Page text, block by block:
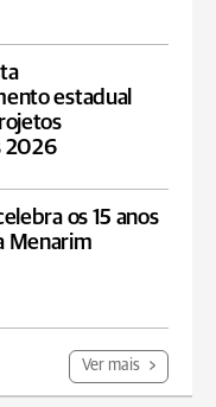
estadual
2026
os 15 anos
Menarim
Ver mais